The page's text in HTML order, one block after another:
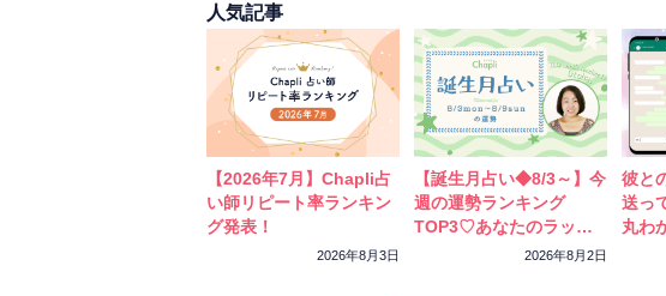
人気記事
【2026年7月】Chapli占
い師リピート率ランキン
グ発表！
2026年8月3日
【誕生月占い◆8/3～】今
週の運勢ランキング
TOP3♡あなたのラッキ
ーカラーをチェック！
2026年8月2日
彼と
送っ
丸わ
特